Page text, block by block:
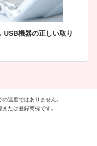
USB機器の正しい取り
速度ではありません。
たは登録商標です。